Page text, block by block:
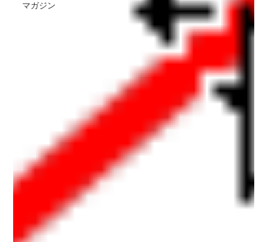
マガジン